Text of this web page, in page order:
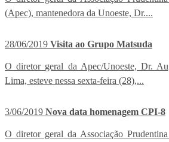
(Apec), mantenedora da Unoeste, Dr....
28/06/2019 Visita ao Grupo Matsuda
O diretor geral da Apec/Unoeste, Dr.
Lima, esteve nessa sexta-feira (28),...
3/06/2019 Nova data homenagem CPI-8
O diretor geral da Associação